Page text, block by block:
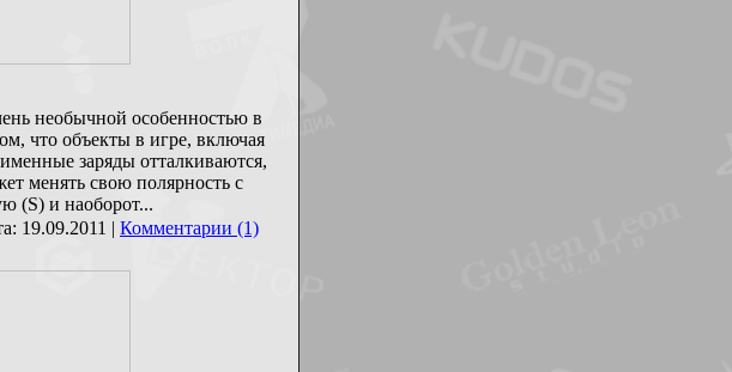
необычной особенностью в
что объекты в игре, включая
заряды отталкиваются,
менять свою полярность с
(S) и наоборот...
19.09.2011 | Комментарии (1)